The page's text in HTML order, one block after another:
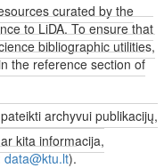
curated by the
to LiDA. To ensure that
bibliographic utilities,
the reference section of
archyvui publikacijų,
kita informacija,
data@ktu.lt).